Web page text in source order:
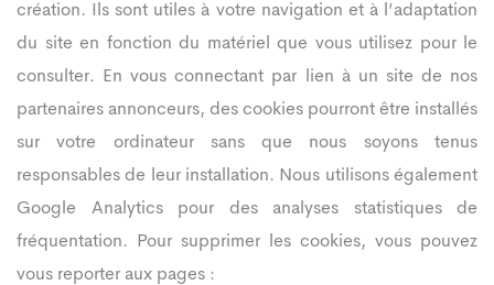
création. Ils sont utiles à votre navigation et à l’adaptation
du site en fonction du matériel que vous utilisez pour le
consulter. En vous connectant par lien à un site de nos
partenaires annonceurs, des cookies pourront être installés
sur votre ordinateur sans que nous soyons tenus
responsables de leur installation. Nous utilisons également
Google Analytics pour des analyses statistiques de
fréquentation. Pour supprimer les cookies, vous pouvez
vous reporter aux pages :